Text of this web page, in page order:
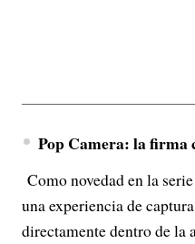
Pop Camera: la firma
Como novedad en la
una experiencia de
directamente dentro de la